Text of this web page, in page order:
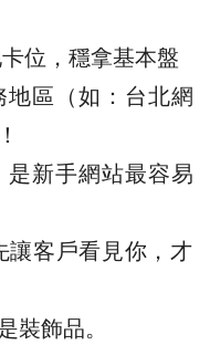
位，穩拿基本盤
區（如：台北網
新手網站最容易
客戶看見你，才
裝飾品。